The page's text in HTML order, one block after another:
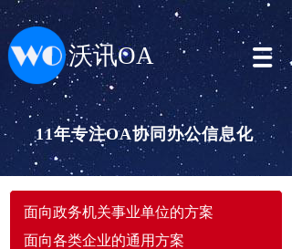
沃讯OA
11年专注OA协同办公信息化
面向政务机关事业单位的方案
面向各类企业的通用方案